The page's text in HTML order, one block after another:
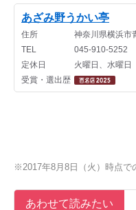
※2017年8月8日（火）時点で
あわせて読みたい